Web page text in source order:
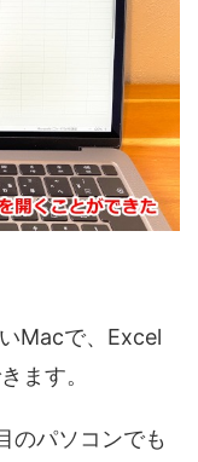
Macで、Excel
ます。
のパソコンでも